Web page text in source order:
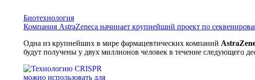
Биотехнология
Компания AstraZeneca начинает крупнейший проект по
Одна из крупнейших в мире фармацевтических компаний
будут получены у двух миллионов человек в течение следующего